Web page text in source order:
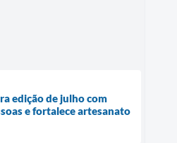
edição de julho com
e fortalece artesanato